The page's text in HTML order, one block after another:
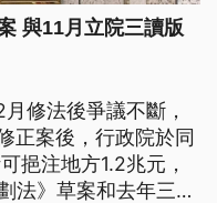
與11月立院三讀版
修法後爭議不斷，
正案後，行政院於同
挹注地方1.2兆元，
法》草案和去年三讀